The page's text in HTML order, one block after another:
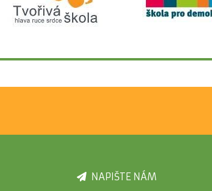
NAPIŠTE NÁM